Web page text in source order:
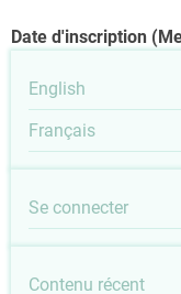
Date d'inscription
English
Français
User
Se connecter
Contenu récent